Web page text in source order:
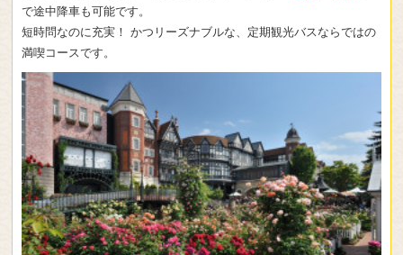
で途中降車も可能です。
短時問なのに充実！ かつリーズナブルな、定期観光バスならではの
満喫コースです。